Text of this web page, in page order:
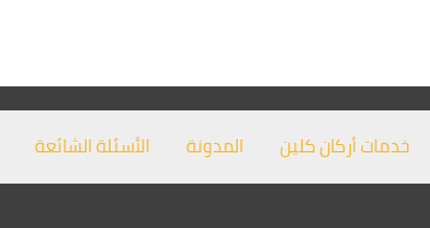
خدمات أركان كلين المدونة الأسئلة الشائعة